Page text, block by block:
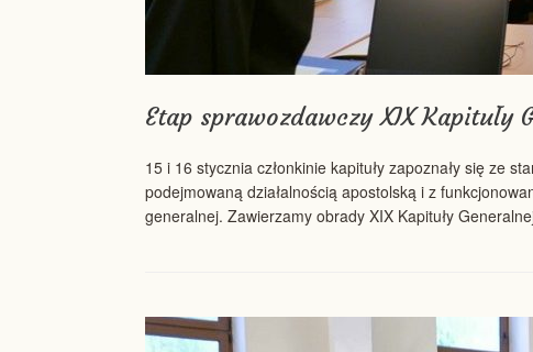
Etap sprawozdawczy XIX Kapituły
15 i 16 stycznia członkinie kapituły zapoznały się ze
podejmowaną działalnością apostolską i z
generalnej. Zawierzamy obrady XIX Kapituły